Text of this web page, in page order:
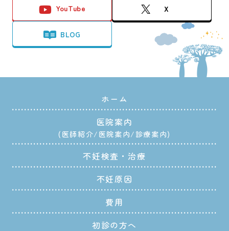
YouTube X
BLOG
ホーム
医院案内
医師紹介 医院案内 診療案内
不妊検査・治療
不妊原因
費用
初診の方へ